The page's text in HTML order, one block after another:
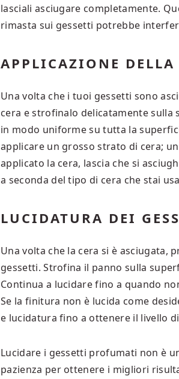
lasciali asciugare completamente.
rimasta sui gessetti potrebbe
APPLICAZIONE DELLA
Una volta che i tuoi gessetti sono
cera e strofinalo delicatamente sulla
in modo uniforme su tutta la
applicare un grosso strato di cera;
applicato la cera, lascia che si
a seconda del tipo di cera che stai
LUCIDATURA DEI
Una volta che la cera si è asciugata,
gessetti. Strofina il panno sulla
Continua a lucidare fino a quando
Se la finitura non è lucida come
e lucidatura fino a ottenere il livello
Lucidare i gessetti profumati non è
pazienza per ottenere i migliori